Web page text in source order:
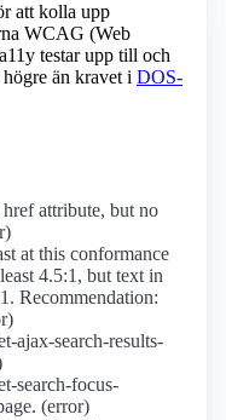
att kolla upp
WCAG (Web
testar upp till och
än kravet i DOS-
attribute, but no
at this conformance
4.5:1, but text in
Recommendation:
ajax-search-results-
search-focus-
(error)